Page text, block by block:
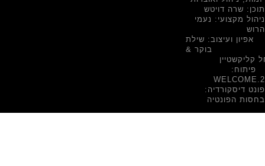
תוכן: שרה דויטש
ניהול מקצועי: נעמי
הרוש
אפיון ועיצוב: שילת
בוקר &
קליקשטיין
פיתוח:
WELCOME.2
פונט דיסקורדיה:
בחסות הפונטיה